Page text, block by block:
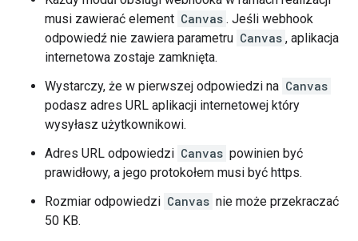
musi zawierać element Canvas . Jeśli webhook
odpowiedź nie zawiera parametru Canvas , aplikacja
internetowa zostaje zamknięta.
Wystarczy, że w pierwszej odpowiedzi na Canvas
podasz adres URL aplikacji internetowej który
wysyłasz użytkownikowi.
Adres URL odpowiedzi Canvas powinien być
prawidłowy, a jego protokołem musi być https.
Rozmiar odpowiedzi Canvas nie może przekraczać
50 KB.